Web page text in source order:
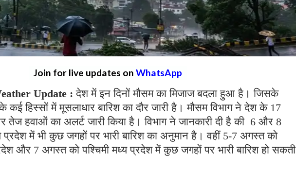
Join for live updates on WhatsApp
Update :देश में इन दिनों मौसम का मिजाज बदला हुआ है। जिसके
हिस्सों में मूसलाधार बारिश का दौर जारी है। मौसम विभाग ने देश के 17
तेज हवाओं का अलर्ट जारी किया है। विभाग ने जानकारी दी है की 6 और 8
प्रदेश में भी कुछ जगहों पर भारी बारिश का अनुमान है। वहीं 5-7 अगस्त को
और 7 अगस्त को पश्चिमी मध्य प्रदेश में कुछ जगहों पर भारी बारिश हो सकती